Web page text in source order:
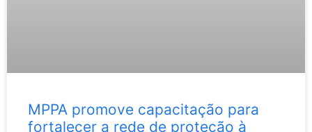
MPPA promove capacitação para
fortalecer a rede de proteção à